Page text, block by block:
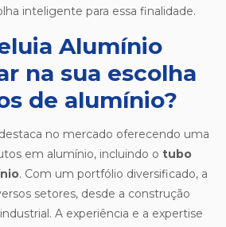
inteligente para essa finalidade.
Alumínio
na sua escolha
de alumínio?
no mercado oferecendo uma
em alumínio, incluindo o tubo
. Com um portfólio diversificado, a
setores, desde a construção
A experiência e a expertise